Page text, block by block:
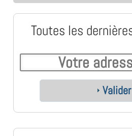
Toutes les
Valider